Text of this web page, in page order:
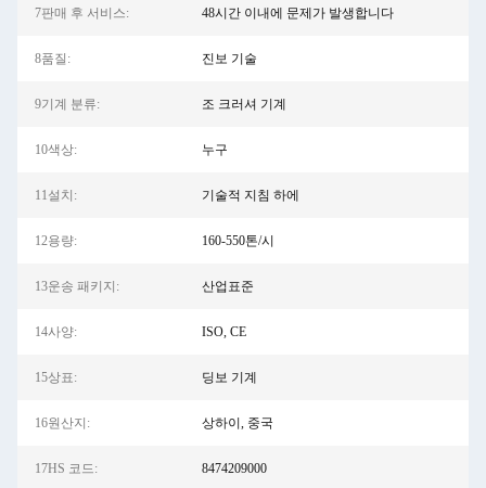
7판매 후 서비스: 48시간 이내에 문제가 발생합니다
8품질: 진보 기술
9기계 분류: 조 크러셔 기계
10색상: 누구
11설치: 기술적 지침 하에
12용량: 160-550톤/시
13운송 패키지: 산업표준
14사양: ISO, CE
15상표: 딩보 기계
16원산지: 상하이, 중국
17HS 코드: 8474209000